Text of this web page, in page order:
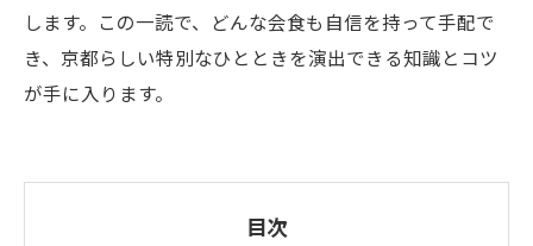
します。この一読で、どんな会食も自信を持って手配で
き、京都らしい特別なひとときを演出できる知識とコツ
が手に入ります。
目次